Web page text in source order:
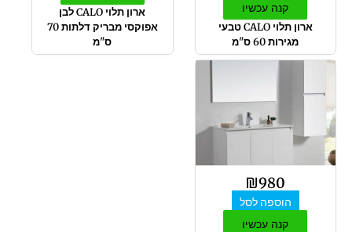
קנה עכשיו
ארון תלוי CALO טבעי
מגירות 60 ס"מ
ארון תלוי CALO לבן
אפוקסי מבריק דלתות 70
ס"מ
₪980
הוספה לסל
קנה עכשיו